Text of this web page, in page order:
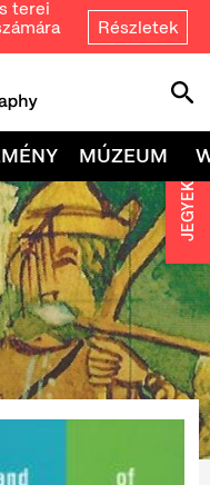
terei
Részletek
MÚZEUM
JEGYEK